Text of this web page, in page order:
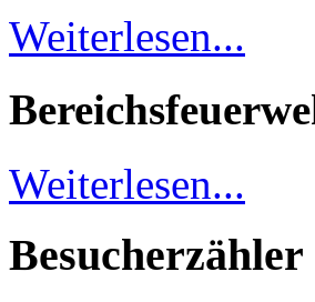
Weiterlesen...
Weiterlesen...
Besucherzähler